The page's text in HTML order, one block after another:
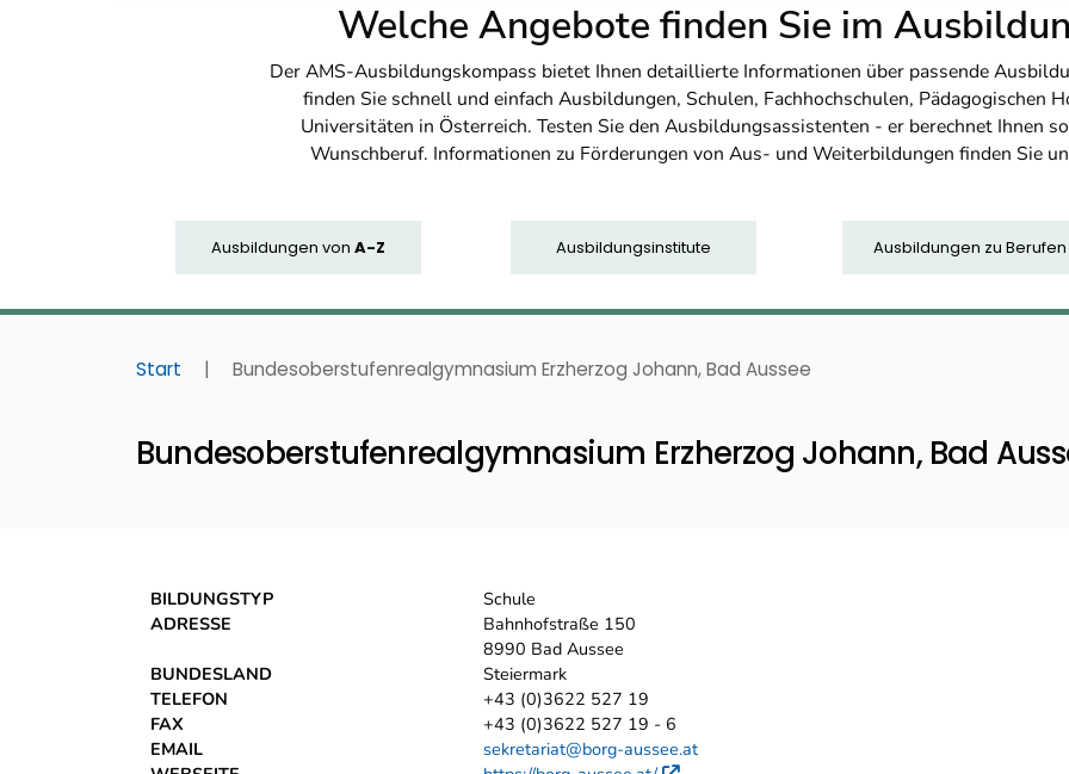
Welche Angebote finden Sie im
Der AMS-Ausbildungskompass bietet Ihnen detaillierte Informationen über passende
finden Sie schnell und einfach Ausbildungen, Schulen, Fachhochschulen, Pädagogischen
Universitäten in Österreich. Testen Sie den Ausbildungsassistenten - er berechnet Ihnen
Wunschberuf. Informationen zu Förderungen von Aus- und Weiterbildungen finden Sie
Ausbildungen von A-Z Ausbildungsinstitute Ausbildungen zu Berufen
Start | Bundesoberstufenrealgymnasium Erzherzog Johann, Bad Aussee
Bundesoberstufenrealgymnasium Erzherzog Johann, Bad
BILDUNGSTYP
Schule
ADRESSE
Bahnhofstraße 150
8990 Bad Aussee
BUNDESLAND
Steiermark
TELEFON
+43 (0)3622 527 19
FAX
+43 (0)3622 527 19 - 6
EMAIL
sekretariat@borg-aussee.at